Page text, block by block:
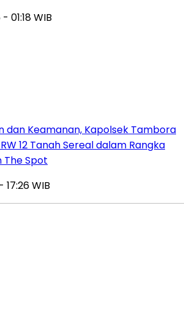
01:18 WIB
dan Keamanan, Kapolsek Tambora
12 Tanah Sereal dalam Rangka
The Spot
17:26 WIB